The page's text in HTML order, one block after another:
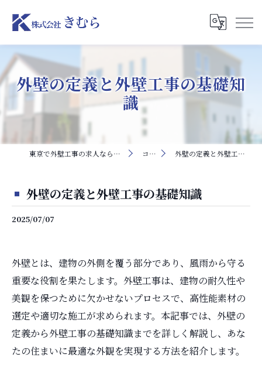
外壁の定義と外壁工事の基礎知
識
東京で外壁工事の求人なら株式会社きむら コラム 外壁の定義と外壁工事の基礎知識
外壁の定義と外壁工事の基礎知識
2025/07/07
外壁とは、建物の外側を覆う部分であり、風雨から守る
重要な役割を果たします。外壁工事は、建物の耐久性や
美観を保つために欠かせないプロセスで、高性能素材の
選定や適切な施工が求められます。本記事では、外壁の
定義から外壁工事の基礎知識までを詳しく解説し、あな
たの住まいに最適な外観を実現する方法を紹介します。